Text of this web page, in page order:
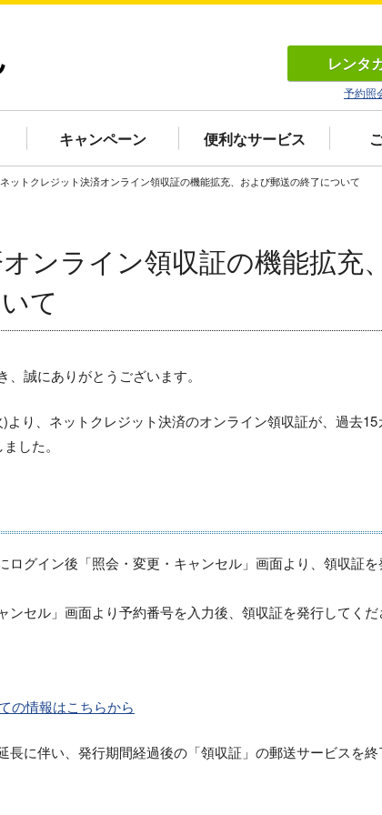
レンタ
予約照
キャンペーン 便利なサービス
ネットクレジット決済オンライン領収証の機能拡充、および郵送の終了について
ンライン領収証の機能拡充、
て
誠にありがとうございます。
り、ネットクレジット決済のオンライン領収証が、過去15
した。
ログイン後「照会・変更・キャンセル」画面より、領収証を
セル」画面より予約番号を入力後、領収証を発行してくだ
の情報はこちらから
に伴い、発行期間経過後の「領収証」の郵送サービスを終